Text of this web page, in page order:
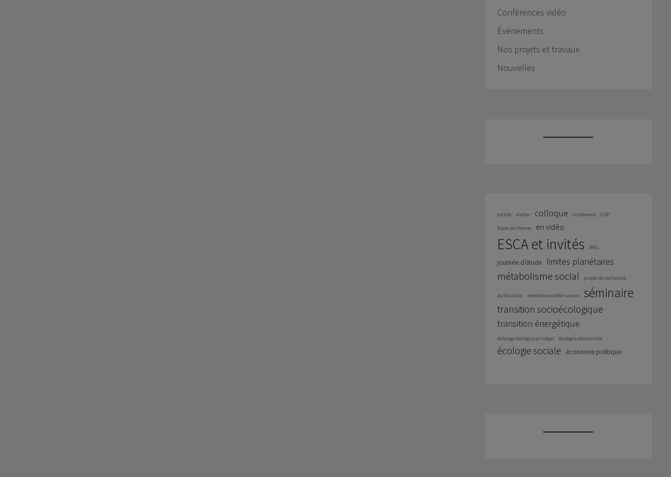
Conférences vidéo
Événements
Nos projets et travaux
Nouvelles
article atelier colloque conférence COP
Ecole de Vienne en vidéo
ESCA et invités IRIS
journée d'étude limites planétaires
métabolisme social projet de recherche
publication relations société-nature séminaire
transition socioécologique
transition énergétique
échange écologique inégal écologie décoloniale
écologie sociale économie politique